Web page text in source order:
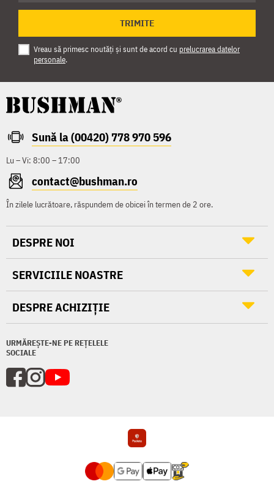
TRIMITE
Vreau să primesc noutăți și sunt de acord cu prelucrarea datelor
personale.
Sună la (00420) 778 970 596
Lu – Vi: 8:00 – 17:00
contact@bushman.ro
În zilele lucrătoare, răspundem de obicei în termen de 2 ore.
URMĂREȘTE-NE PE REȚELELE
SOCIALE
DESPRE NOI
SERVICIILE NOASTRE
DESPRE ACHIZIȚIE